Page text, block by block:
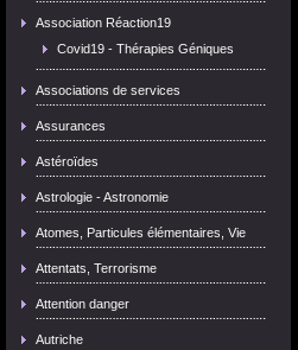
Association Réaction19
Covid19 - Thérapies Géniques
Associations de services
Assurances
Astéroïdes
Astrologie - Astronomie
Atomes, Particules élémentaires, Vie
Attentats, Terrorisme
Attention danger
Autriche